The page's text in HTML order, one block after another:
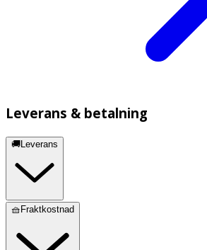
Leverans & betalning
🚚Leverans
🧺Fraktkostnad